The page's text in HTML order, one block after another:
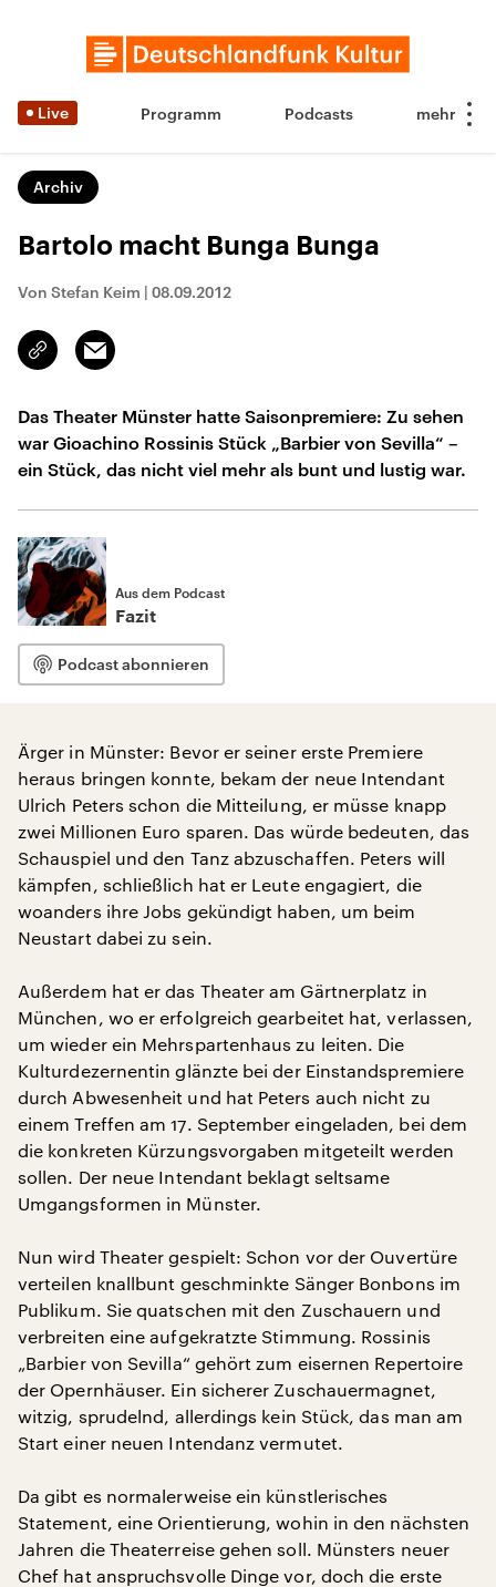
Live Programm Podcasts
Archiv
Bartolo macht Bunga Bunga
Von Stefan Keim | 08.09.2012
Link
kopieren/teilen
Email
Das Theater Münster hatte Saisonpremiere: Zu sehen
war Gioachino Rossinis Stück „Barbier von Sevilla“ –
ein Stück, das nicht viel mehr als bunt und lustig war.
Aus dem Podcast
Fazit
Podcast abonnieren
Ärger in Münster: Bevor er seiner erste Premiere
heraus bringen konnte, bekam der neue Intendant
Ulrich Peters schon die Mitteilung, er müsse knapp
zwei Millionen Euro sparen. Das würde bedeuten, das
Schauspiel und den Tanz abzuschaffen. Peters will
kämpfen, schließlich hat er Leute engagiert, die
woanders ihre Jobs gekündigt haben, um beim
Neustart dabei zu sein.
Außerdem hat er das Theater am Gärtnerplatz in
München, wo er erfolgreich gearbeitet hat, verlassen,
um wieder ein Mehrspartenhaus zu leiten. Die
Kulturdezernentin glänzte bei der Einstandspremiere
durch Abwesenheit und hat Peters auch nicht zu
einem Treffen am 17. September eingeladen, bei dem
die konkreten Kürzungsvorgaben mitgeteilt werden
sollen. Der neue Intendant beklagt seltsame
Umgangsformen in Münster.
Nun wird Theater gespielt: Schon vor der Ouvertüre
verteilen knallbunt geschminkte Sänger Bonbons im
Publikum. Sie quatschen mit den Zuschauern und
verbreiten eine aufgekratzte Stimmung. Rossinis
„Barbier von Sevilla“ gehört zum eisernen Repertoire
der Opernhäuser. Ein sicherer Zuschauermagnet,
witzig, sprudelnd, allerdings kein Stück, das man am
Start einer neuen Intendanz vermutet.
Da gibt es normalerweise ein künstlerisches
Statement, eine Orientierung, wohin in den nächsten
Jahren die Theaterreise gehen soll. Münsters neuer
Chef hat anspruchsvolle Dinge vor, doch die erste